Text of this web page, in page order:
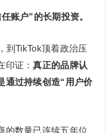
账户”的长期投资。
到TikTok顶着政治压
印证：真正的品牌认
通过持续创造“用户价
的数量已连续五年位